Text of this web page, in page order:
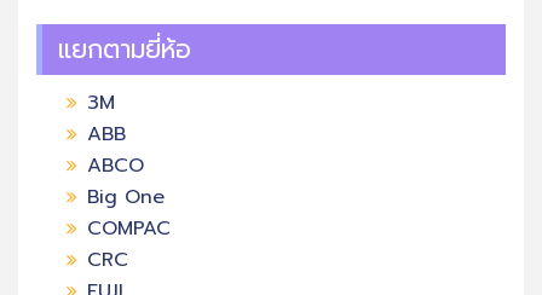
แยกตามยี่ห้อ
3M
ABB
ABCO
Big One
COMPAC
CRC